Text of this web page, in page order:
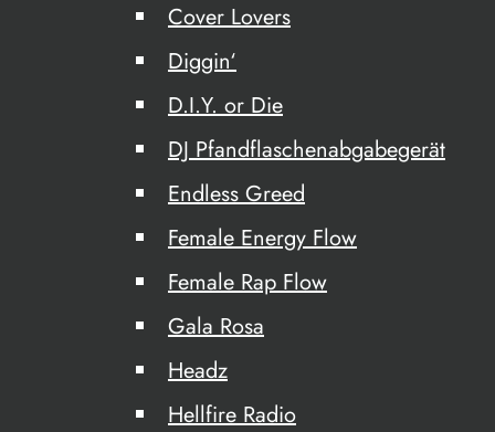
Cover Lovers
Diggin‘
D.I.Y. or Die
DJ Pfandflaschenabgabegerät
Endless Greed
Female Energy Flow
Female Rap Flow
Gala Rosa
Headz
Hellfire Radio